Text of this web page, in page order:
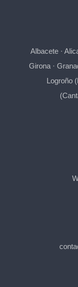
Albacete·
Girona·
Logroño